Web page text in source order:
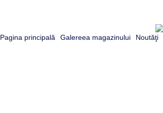
Pagina principală Galereea magazinului Noutăţi